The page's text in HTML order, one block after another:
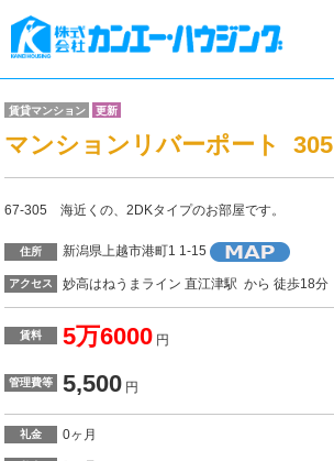
賃貸マンション 更新
マンションリバーポート 305
67-305 海近くの、2DKタイプのお部屋です。
住所 新潟県上越市港町1 1-15
アクセス 妙高はねうまライン 直江津駅 から 徒歩18分
賃料 5万6000 円
管理費等 5,500 円
礼金 0ヶ月